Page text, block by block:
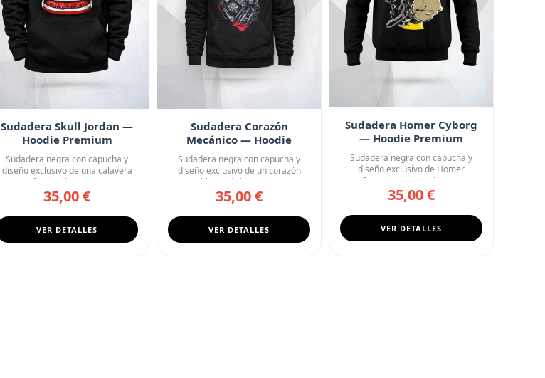
Sudadera Skull Jordan —
Hoodie Premium
Sudadera negra con capucha y
diseño exclusivo de una calavera
fusionada con u...
35,00 €
VER DETALLES
Sudadera Corazón
Mecánico — Hoodie
Sudadera negra con capucha y
diseño exclusivo de un corazón
biomecánico, con ...
35,00 €
VER DETALLES
Sudadera Homer Cyborg
— Hoodie Premium
Sudadera negra con capucha y
diseño exclusivo de Homer
Simpson con la cabeza ...
35,00 €
VER DETALLES